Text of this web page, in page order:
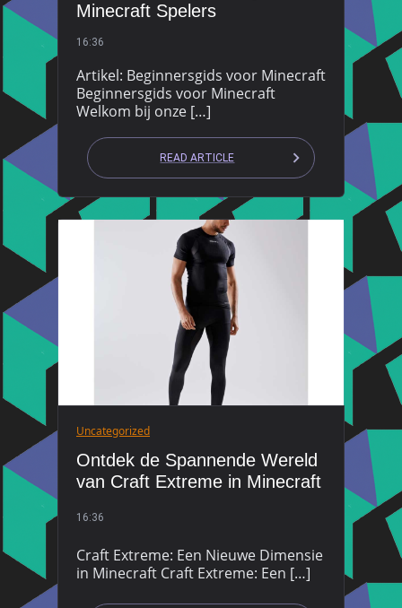
Minecraft Spelers
16:36
Artikel: Beginnersgids voor Minecraft
Beginnersgids voor Minecraft
Welkom bij onze […]
READ ARTICLE
Uncategorized
Ontdek de Spannende Wereld
van Craft Extreme in Minecraft
16:36
Craft Extreme: Een Nieuwe Dimensie
in Minecraft Craft Extreme: Een […]